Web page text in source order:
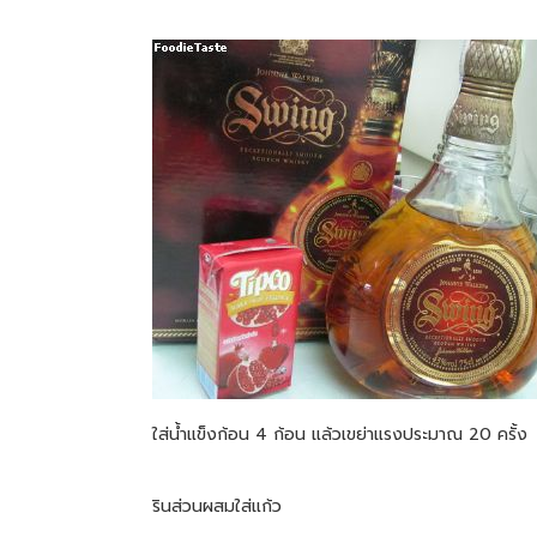
ใส่น้ำแข็งก้อน 4 ก้อน แล้วเขย่าแรงประมาณ 20 ครั้ง
รินส่วนผสมใส่แก้ว